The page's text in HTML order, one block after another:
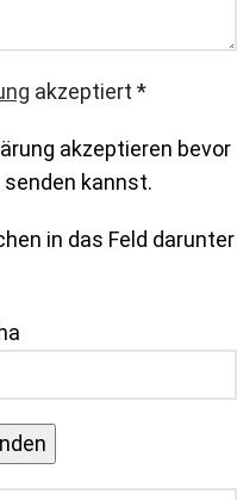
akzeptiert *
akzeptieren bevor
kannst.
in das Feld darunter